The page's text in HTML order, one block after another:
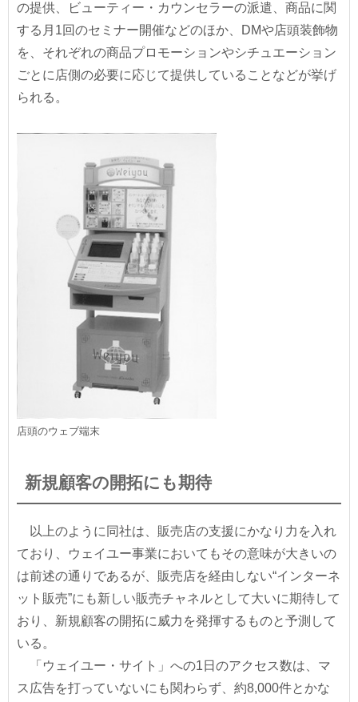
の提供、ビューティー・カウンセラーの派遣、商品に関
する月1回のセミナー開催などのほか、DMや店頭装飾物
を、それぞれの商品プロモーションやシチュエーション
ごとに店側の必要に応じて提供していることなどが挙げ
られる。
店頭のウェブ端末
新規顧客の開拓にも期待
以上のように同社は、販売店の支援にかなり力を入れ
ており、ウェイユー事業においてもその意味が大きいの
は前述の通りであるが、販売店を経由しない“インターネ
ット販売”にも新しい販売チャネルとして大いに期待して
おり、新規顧客の開拓に威力を発揮するものと予測して
いる。
「ウェイユー・サイト」への1日のアクセス数は、マ
ス広告を打っていないにも関わらず、約8,000件とかな